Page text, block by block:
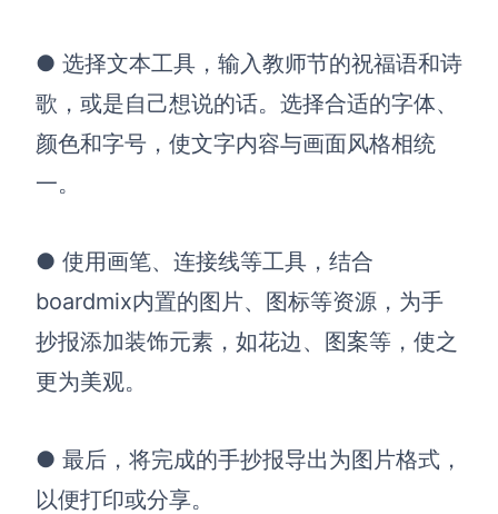
● 选择文本工具，输入教师节的祝福语和诗
歌 ， 或是自己想说的话。选择合适的字体、
颜色和字号，使文字内容与画面风格相统
一。
● 使用画笔、 连接线等工具 ， 结合
boardmix内置的图片、图标等资源 ，为手
抄报添加装饰元素，如花边、图案等 ，使之
更为美观。
● 最后， 将完成的手抄报导出为图片格式，
以便打印或分享。